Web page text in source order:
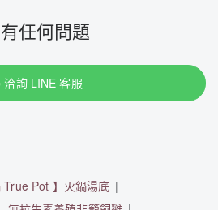
任何問題
洽詢 LINE 客服
True Pot 】火鍋湯底